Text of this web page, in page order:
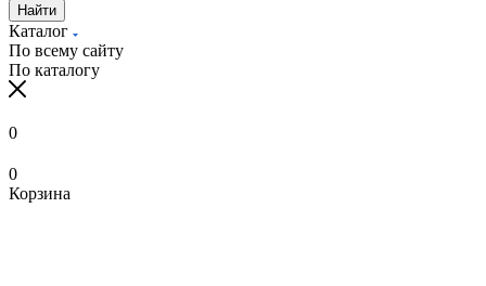
Найти
Каталог
По всему сайту
По каталогу
0
0
Корзина